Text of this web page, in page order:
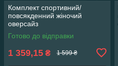
Комплект спортивний/
повсякденний жіночий
оверсайз
Готово до відправки
1 359,15 ₴ 1 599 ₴